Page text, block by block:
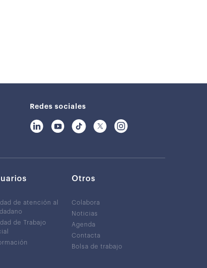
Redes sociales
de atención al
de Trabajo
Otros
Colabora
Noticias
Agenda
Contacta
Bolsa de trabajo